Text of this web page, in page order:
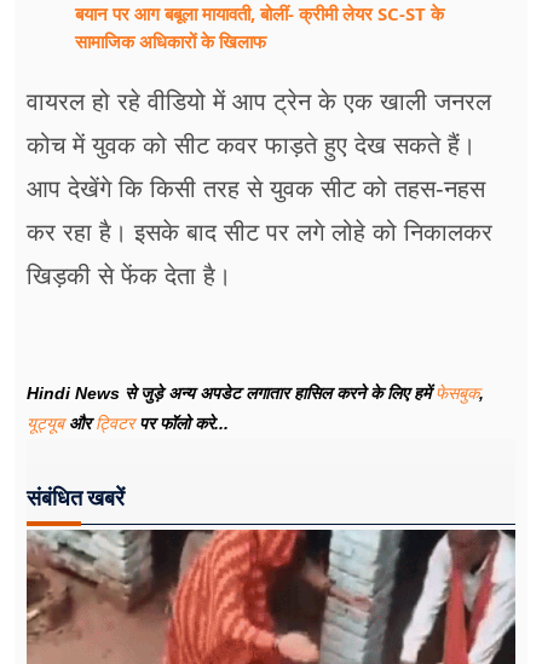
बयान पर आग बबूला मायावती, बोलीं- क्रीमी लेयर SC-ST के
सामाजिक अधिकारों के खिलाफ
वायरल हो रहे वीडियो में आप ट्रेन के एक खाली जनरल
कोच में युवक को सीट कवर फाड़ते हुए देख सकते हैं।
आप देखेंगे कि किसी तरह से युवक सीट को तहस-नहस
कर रहा है। इसके बाद सीट पर लगे लोहे को निकालकर
खिड़की से फेंक देता है।
Hindi News से जुड़े अन्य अपडेट लगातार हासिल करने के लिए हमेंफेसबुक,
यूट्यूबऔरट्विटरपर फॉलो करे...
संबंधित खबरें